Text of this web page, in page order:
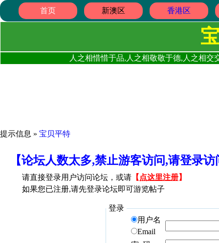
首页 新澳区 香港区
人之相惜惜于品,人之相敬敬于德,人之相
提示信息 » 宝贝平特
【论坛人数太多,禁止游客访问,请登录
请直接登录用户访问论坛，或请 【 点这里注册】
如果您已注册,请先登录论坛即可游览帖子
登录
用户名
Email